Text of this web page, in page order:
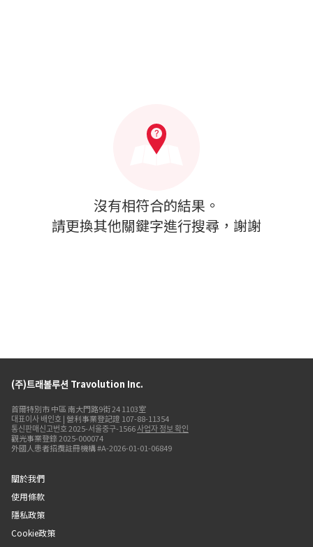
沒有相符合的結果。
請更換其他關鍵字進行搜尋，謝謝
(주)트래볼루션 Travolution Inc.
首爾特別市 中區 南大門路9街 24 1103室
대표이사 배인호 | 營利事業登記證 107-88-11354
통신판매신고번호 2025-서울중구-1566사업자 정보 확인
觀光事業登錄 2025-000074
外國人患者招攬註冊機構 #A-2026-01-01-06849
關於我們
使用條款
隱私政策
Cookie政策